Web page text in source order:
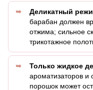
Деликатный
барабан должен
отжима; сильное
трикотажное
Только жидкое
ароматизаторов и
порошок может